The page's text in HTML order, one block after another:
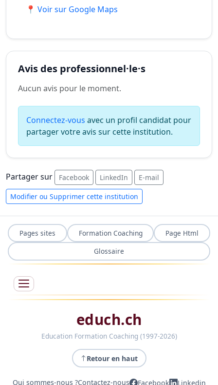
📍 Voir sur Google Maps
Avis des professionnel·le·s
Aucun avis pour le moment.
Connectez-vous avec un profil candidat pour
partager votre avis sur cette institution.
Partager sur Facebook LinkedIn E-mail
Modifier ou Supprimer cette institution
Pages sites Formation Coaching
Page Html
Glossaire
educh.ch
Education Formation Coaching (1997-2026)
Retour en haut
Qui sommes-nous ?Contactez-nous Facebook Linkedin